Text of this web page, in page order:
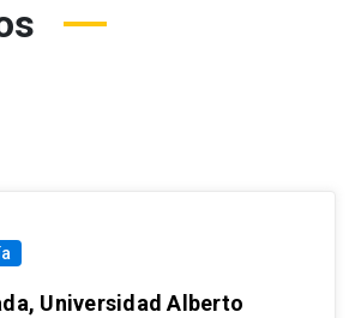
Universidad Alberto